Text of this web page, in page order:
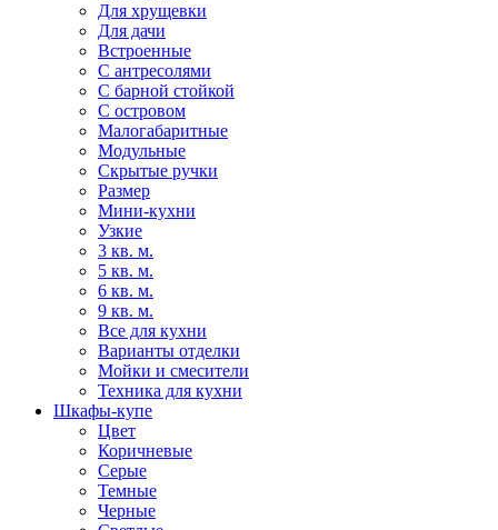
Для хрущевки
Для дачи
Встроенные
С антресолями
С барной стойкой
С островом
Малогабаритные
Модульные
Скрытые ручки
Размер
Мини-кухни
Узкие
3 кв. м.
5 кв. м.
6 кв. м.
9 кв. м.
Все для кухни
Варианты отделки
Мойки и смесители
Техника для кухни
Шкафы-купе
Цвет
Коричневые
Серые
Темные
Черные